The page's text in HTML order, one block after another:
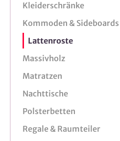
Kleiderschränke
Kommoden & Sideboards
Lattenroste
Massivholz
Matratzen
Nachttische
Polsterbetten
Regale & Raumteiler